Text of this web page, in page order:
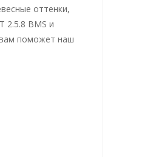
оттенки,
2.5.8 BMS и
поможет наш